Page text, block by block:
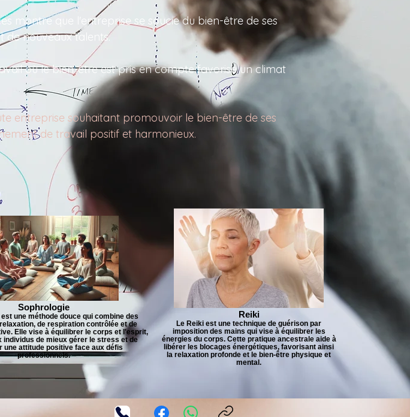
montre que l'entreprise se soucie du bien-être de ses
de nouveaux talents.
où le bien-être est pris en compte favorise un climat
entreprise souhaitant promouvoir le bien-être de ses
de travail positif et harmonieux.
Sophrologie
une méthode douce qui combine des
de respiration contrôlée et de
Elle vise à équilibrer le corps et l'esprit,
individus de mieux gérer le stress et de
une attitude positive face aux défis
professionnels.
Reiki
Le Reiki est une technique de guérison par
imposition des mains qui vise à équilibrer les
énergies du corps. Cette pratique ancestrale aide à
libérer les blocages énergétiques, favorisant ainsi
la relaxation profonde et le bien-être physique et
mental.